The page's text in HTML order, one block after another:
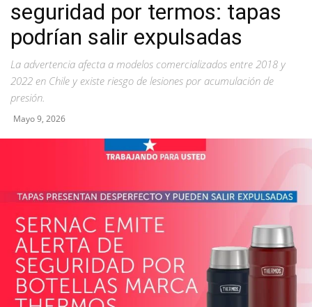
seguridad por termos: tapas
podrían salir expulsadas
La advertencia afecta a modelos comercializados entre 2018 y
2022 en Chile y existe riesgo de lesiones por acumulación de
presión.
Mayo 9, 2026